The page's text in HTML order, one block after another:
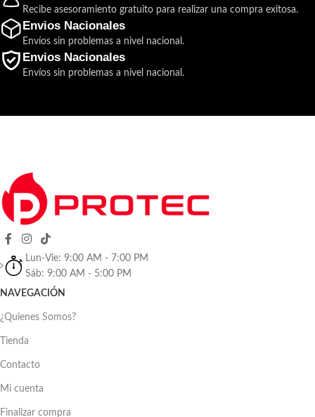
Recibe asesoramiento gratuito para realizar una compra exitosa.
Envios Nacionales
Envíos sin problemas a nivel nacional.
Envios Nacionales
Envíos sin problemas a nivel nacional.
Lun-Vie: 9:00 AM - 7:00 PM
Sáb: 9:00 AM - 5:00 PM
NAVEGACIÓN
¿Quienes Somos?
Tienda
Contacto
Mi cuenta
Finalizar compra